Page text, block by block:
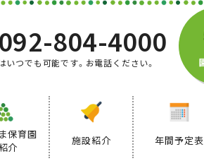
092-804-4000
いつでも可能です。お電話ください。
保育園
介
施設紹介 年間予定表